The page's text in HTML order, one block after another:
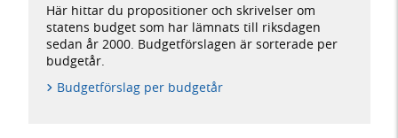
Här hittar du propositioner och skrivelser om
statens budget som har lämnats till riksdagen
sedan år 2000. Budgetförslagen är sorterade per
budgetår.
Budgetförslag per budgetår